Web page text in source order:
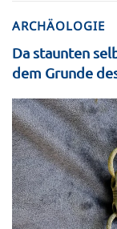
ARCHÄOLOGIE
Da staunten
dem Grunde